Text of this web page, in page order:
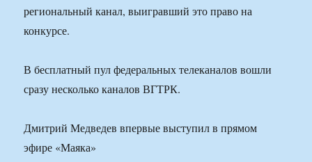
региональный канал, выигравший это право на
конкурсе.
В бесплатный пул федеральных телеканалов вошли
сразу несколько каналов ВГТРК.
Дмитрий Медведев впервые выступил в прямом
эфире «Маяка»